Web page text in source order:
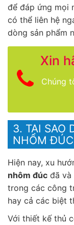
để đáp ứng mọi
có thể liên hệ
dòng sản phẩm
Xin
Chúng
3. TẠI SAO
NHÔM
Hiện nay, xu
nhôm đúc đã và
trong các công
hay cả các biệt
Với thiết kế thủ